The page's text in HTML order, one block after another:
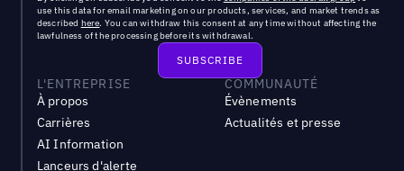
use this data for email marketing on our products, services, and market trends as
described here. You can withdraw this consent at any time without affecting the
lawfulness of the processing before its withdrawal.
L'ENTREPRISE
À propos
Carrières
AI Information
Lanceurs d'alerte
COMMUNAUTÉ
Évènements
Actualités et presse